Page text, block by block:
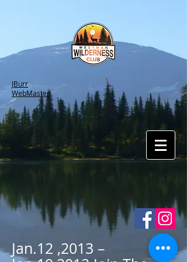
JBurr
WebMaster
Jan.12 ,2013 –